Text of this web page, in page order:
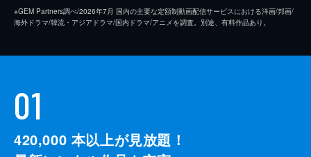
※GEM Partners調べ/2026年7⽉ 国内の主要な定額制動画配信サービスにおける洋画/邦画/
海外ドラマ/韓流・アジアドラマ/国内ドラマ/アニメを調査。別途、有料作品あり。
01
420,000 本以上が見放題！